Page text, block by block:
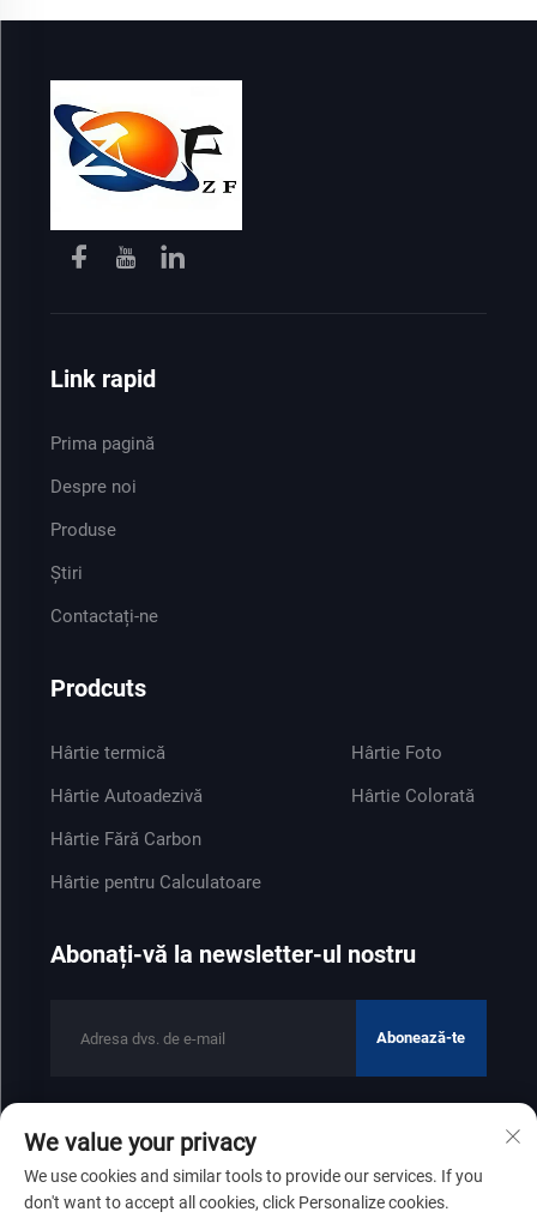
Link rapid
Prima pagină
Despre noi
Produse
Știri
Contactați-ne
Prodcuts
Hârtie termică
Hârtie Autoadezivă
Hârtie Fără Carbon
Hârtie pentru Calculatoare
Hârtie Foto
Hârtie Colorată
Abonați-vă la newsletter-ul nostru
Abonează-te
Drepturi de autor © 2025 de Shandong Zhenfeng Paper Industry
Co., Ltd
Politica de confidențialitate
We value your privacy
We use cookies and similar tools to provide our services. If you
don't want to accept all cookies, click Personalize cookies.